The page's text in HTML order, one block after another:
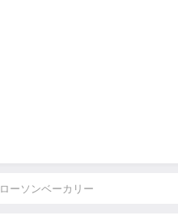
ローソンベーカリー